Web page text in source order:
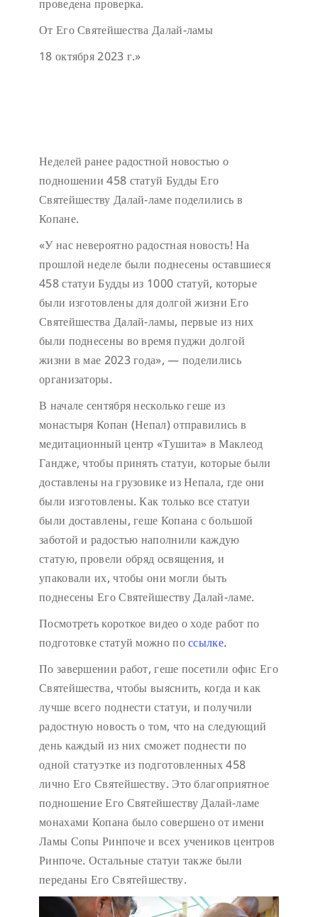
проведена проверка.
От Его Святейшества Далай-ламы
18 октября 2023 г.»
Неделей ранее радостной новостью о
подношении 458 статуй Будды Его
Святейшеству Далай-ламе поделились в
Копане.
«У нас невероятно радостная новость! На
прошлой неделе были поднесены оставшиеся
458 статуи Будды из 1000 статуй, которые
были изготовлены для долгой жизни Его
Святейшества Далай-ламы, первые из них
были поднесены во время пуджи долгой
жизни в мае 2023 года», — поделились
организаторы.
В начале сентября несколько геше из
монастыря Копан (Непал) отправились в
медитационный центр «Тушита» в Маклеод
Гандже, чтобы принять статуи, которые были
доставлены на грузовике из Непала, где они
были изготовлены. Как только все статуи
были доставлены, геше Копана с большой
заботой и радостью наполнили каждую
статую, провели обряд освящения, и
упаковали их, чтобы они могли быть
поднесены Его Святейшеству Далай-ламе.
Посмотреть короткое видео о ходе работ по
подготовке статуй можно поссылке.
По завершении работ, геше посетили офис Его
Святейшества, чтобы выяснить, когда и как
лучше всего поднести статуи, и получили
радостную новость о том, что на следующий
день каждый из них сможет поднести по
одной статуэтке из подготовленных 458
лично Его Святейшеству. Это благоприятное
подношение Его Святейшеству Далай-ламе
монахами Копана было совершено от имени
Ламы Сопы Ринпоче и всех учеников центров
Ринпоче. Остальные статуи также были
переданы Его Святейшеству.